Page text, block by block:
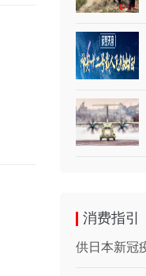
消费指引